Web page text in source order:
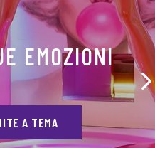
EMOZIONI
A TEMA